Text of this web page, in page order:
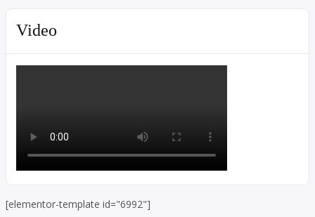
Video
[elementor-template id="6992"]